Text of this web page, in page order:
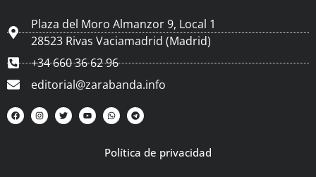
Plaza del Moro Almanzor 9, Local 1
28523 Rivas Vaciamadrid (Madrid)
+34 660 36 62 96
editorial@zarabanda.info
Política de privacidad